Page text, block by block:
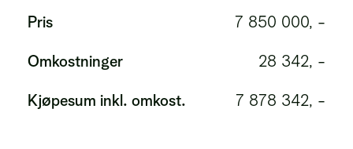
Pris 7 850 000, -
Omkostninger 28 342, -
Kjøpesum inkl. omkost. 7 878 342, -